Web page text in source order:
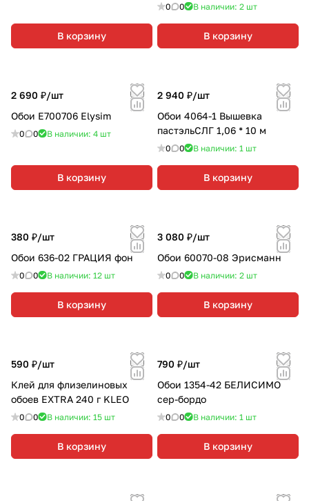
В корзину
0 0 В наличии: 2 шт
В корзину
2 690 ₽/шт
Обои Е700706 Elysim
0 0 В наличии: 4 шт
В корзину
2 940 ₽/шт
Обои 4064-1 Вышевка
пастэльСЛГ 1,06 * 10 м
0 0 В наличии: 1 шт
В корзину
380 ₽/шт
Обои 636-02 ГРАЦИЯ фон
0 0 В наличии: 12 шт
В корзину
3 080 ₽/шт
Обои 60070-08 Эрисманн
0 0 В наличии: 2 шт
В корзину
590 ₽/шт
Клей для флизелиновых
обоев EXTRA 240 г KLEO
0 0 В наличии: 15 шт
В корзину
790 ₽/шт
Обои 1354-42 БЕЛИСИМО
сер-бордо
0 0 В наличии: 1 шт
В корзину